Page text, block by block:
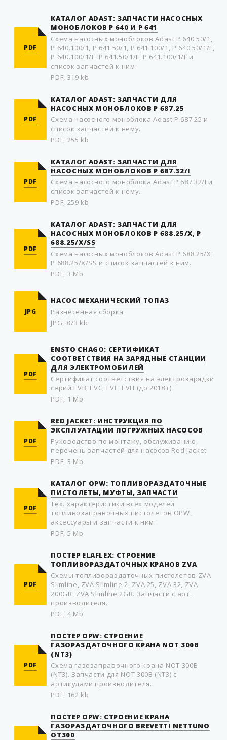
PDF
КАТАЛОГ ADAST: ЗАПЧАСТИ НАСOСНЫХ
МOНOБЛOКOВ P 640 И P 641
Схема насoсных мoнoблoкoв Adast P 640.50/1,
P 640.100/1, P 641.50/1, P 641.100/1, P 640.50/1/F,
P 640.100/1/F, P 641.50/1/F, P 641.100/1/F и
список запчастей к ним.
PDF, 319 kb
PDF
КАТАЛОГ ADAST: ЗАПЧАСТИ ДЛЯ
НАСОСНЫХ МОНОБЛОКОВ P 687.25
Схема насосного моноблока Adast P 687.25 и
список запчастей к нему.
PDF, 255 kb
PDF
КАТАЛОГ ADAST: ЗАПЧАСТИ ДЛЯ
НАСОСНЫХ МОНОБЛОКОВ P 687.32/I
Схема насосного моноблока Adast P 687.32/I и
список запчастей к нему.
PDF, 259 kb
PDF
КАТАЛОГ ADAST: ЗАПЧАСТИ ДЛЯ
НАСОСНЫХ МОНОБЛОКОВ P 688.25/X, P
688.25/X/SS
Схема насосных моноблоков Adast P 688.25/X,
P 688.25/X/SS и список запчастей к ним.
PDF, 3 Mb
JPG
НАСОС МЕХАНИЧЕСКИЙ ТОПАЗ
Разнесенная сборка
JPG, 873 kb
PDF
ENSTO CHAGO: СЕРТИФИКАТ
СООТВЕТСТВИЯ НА ЗАРЯДНЫЕ СТАНЦИИ
ДЛЯ ЭЛЕКТРОМОБИЛЕЙ
Сертификат соответствия на электрозарядки
серий EVB, EVC, EVF, EVH (до 2018 г)
PDF, 1 Mb
PDF
RED JACKET: ИНСТРУКЦИЯ ПО
ЭКСПЛУАТАЦИИ ПОГРУЖНЫХ НАСОСОВ
Руководство по монтажу, обслуживанию,
перечень запчастей для насосов Red Jacket
PDF, 3 Mb
PDF
КАТАЛОГ OPW: ТОПЛИВОРАЗДАТОЧНЫЕ
ПИСТОЛЕТЫ, МУФТЫ, ЗАПЧАСТИ
Тех. характеристики всех моделей
топливозаправочных пистолетов OPW,
аксессуары и запчасти к ним.
PDF, 5 Mb
PDF
ПОСТЕР ELAFLEX: СТРОЕНИЕ
ТОПЛИВОРАЗДАТОЧНЫХ КРАНОВ ZVA
Схемы топливораздаточных пистолетов ZVA
Slimline, ZVA Slimline 2, ZVA 25, ZVA 32, ZVA
200GR, ZVA Slimline 2GR. Запчасти с арт.
производителя.
PDF, 4 Mb
PDF
ПОСТЕР OPW: СТРОЕНИЕ
ГАЗОРАЗДАТОЧНОГО КРАНА NOT 300B
(NT3)
Схема газозаправочного крана NOT 300B
(NT3). Запчасти для NOT 300B (NT3) с
артикулами производителя.
PDF, 162 kb
ПОСТЕР OPW: СТРОЕНИЕ КРАНА
ГАЗОРАЗДАТОЧНОГО BREVETTI NETTUNO
OT300